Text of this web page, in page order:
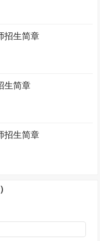
招生简章
生简章
招生简章